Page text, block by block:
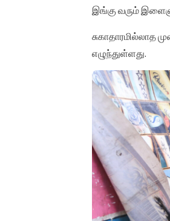
இங்கு வரும்
சுகாதாரமில்லாத
எழுந்துள்ளது.